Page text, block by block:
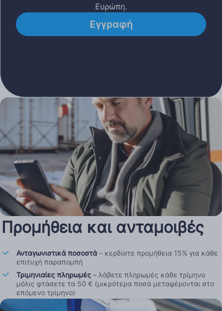
Ευρώπη.
Εγγραφή
Προμήθεια και ανταμοιβές
Ανταγωνιστικά ποσοστά – κερδίστε προμήθεια 15% για κάθε
επιτυχή παραπομπή
Τριμηνιαίες πληρωμές – λάβετε πληρωμές κάθε τρίμηνο
μόλις φτάσετε τα 50 € (μικρότερα ποσά μεταφέρονται στο
επόμενο τρίμηνο)